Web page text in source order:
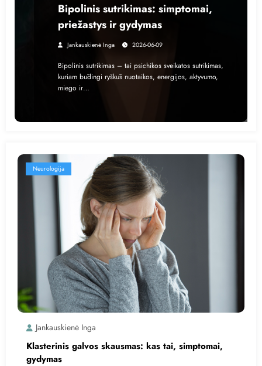
Bipolinis sutrikimas: simptomai,
priežastys ir gydymas
Jankauskienė Inga 2026-06-09
Bipolinis sutrikimas – tai psichikos sveikatos sutrikimas,
kuriam būdingi ryškūs nuotaikos, energijos, aktyvumo,
miego ir…
Neurologija
Jankauskienė Inga
Klasterinis galvos skausmas: kas tai, simptomai,
gydymas